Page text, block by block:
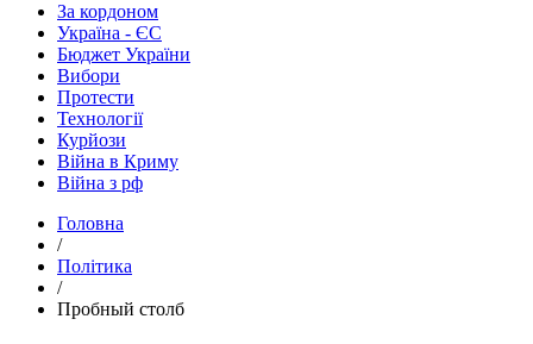
За кордоном
Україна - ЄС
Бюджет України
Вибори
Протести
Технології
Курйози
Війна в Криму
Війна з рф
Головна
/
Політика
/
​Пробный столб